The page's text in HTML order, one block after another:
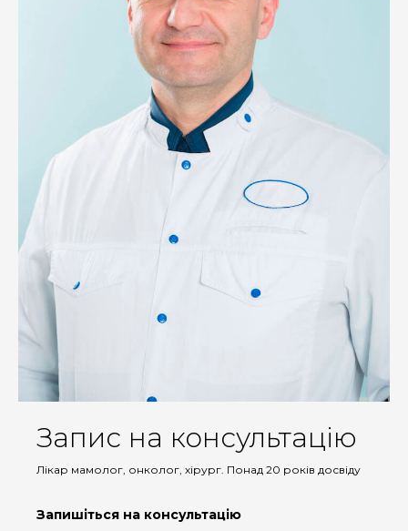
Запис на консультацію
Лікар мамолог, онколог, хірург. Понад 20 років досвіду
Запишіться на консультацію